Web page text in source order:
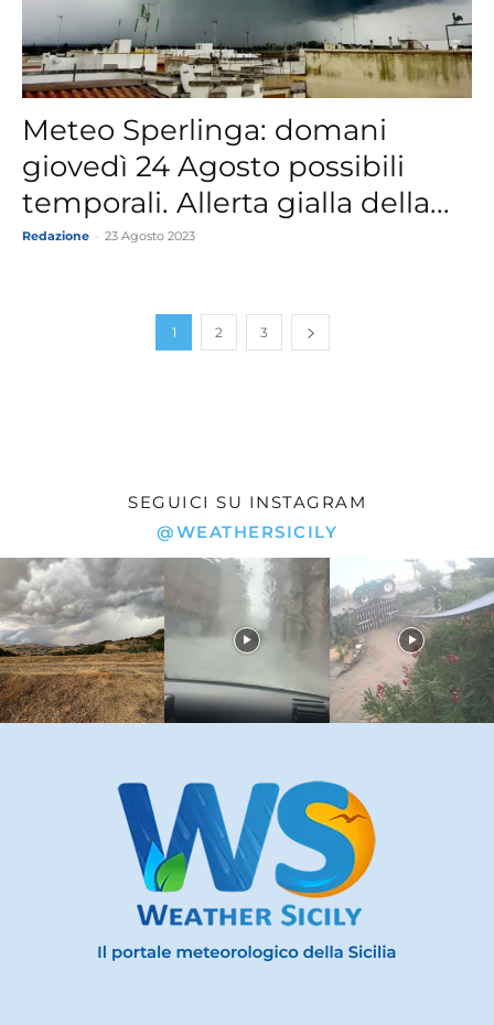
Meteo Sperlinga: domani
giovedì 24 Agosto possibili
temporali. Allerta gialla della...
Redazione 23 Agosto 2023
1 2 3
SEGUICI SU INSTAGRAM
@WEATHERSICILY